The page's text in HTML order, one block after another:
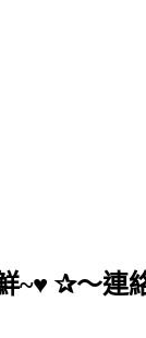
✰～連